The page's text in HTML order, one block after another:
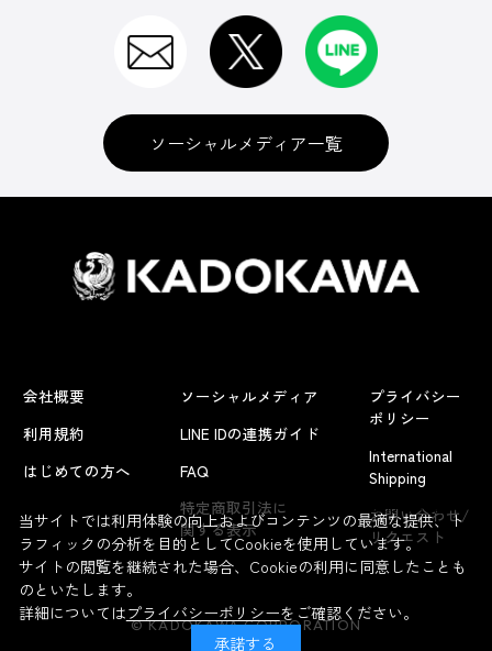
よくあるお問い合わせ
ソーシャルメディア一覧
会社概要
利用規約
はじめての方へ
ソーシャルメディア
LINE IDの連携ガイド
FAQ
特定商取引法に
関する表示
プライバシー
ポリシー
International
Shipping
お問い合わせ/
リクエスト
© KADOKAWA CORPORATION
当サイトでは利用体験の向上およびコンテンツの最適な提供、ト
ラフィックの分析を目的としてCookieを使用しています。
サイトの閲覧を継続された場合、Cookieの利用に同意したことも
のといたします。
詳細についてはプライバシーポリシーをご確認ください。
承諾する